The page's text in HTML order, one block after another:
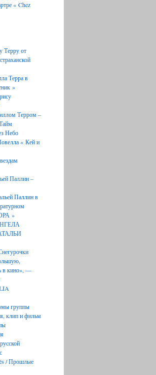
« Chez
Терру от
Терра в
»
Терром –
Небо
« Кей и
Паллин –
Паллин в
»
в кино», —
группы
клип и фильм
/ Прошлые